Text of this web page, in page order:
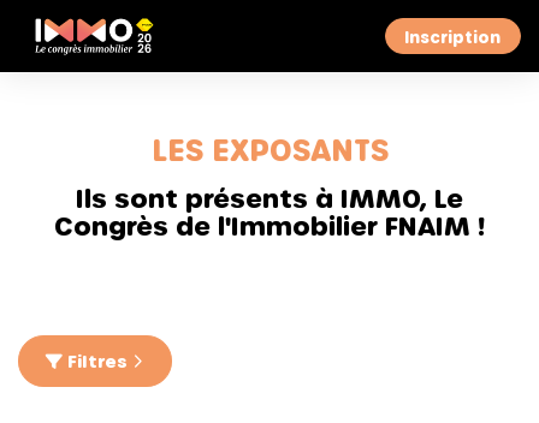
Inscription
LES EXPOSANTS
Ils sont présents à IMMO, Le
Congrès de l'Immobilier FNAIM !
Filtres